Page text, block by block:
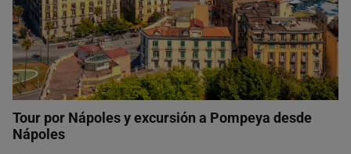
Tour por Nápoles y excursión a Pompeya desde
Nápoles